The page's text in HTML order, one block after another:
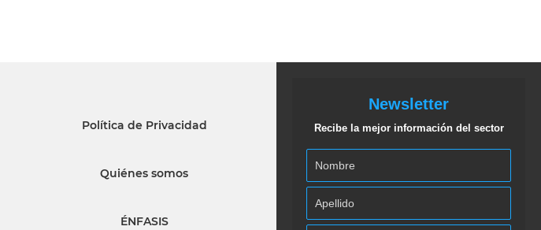
Política de Privacidad
Quiénes somos
ÉNFASIS
Newsletter
Recibe la mejor información del sector